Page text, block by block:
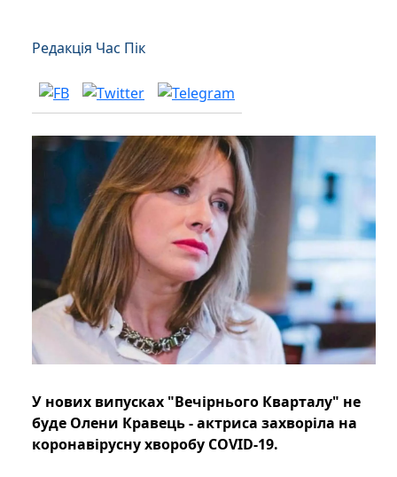
Редакція Час Пік
У нових випусках "Вечірнього Кварталу" не
буде Олени Кравець - актриса захворіла на
коронавірусну хворобу COVID-19.